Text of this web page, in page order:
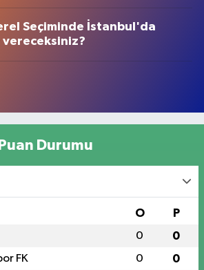
Seçiminde İstanbul'da
vereceksiniz?
Durumu
O P
0 0
FK 0 0